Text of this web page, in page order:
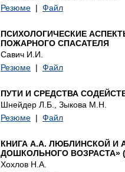
Резюме | Файл
ПСИХОЛОГИЧЕСКИЕ
ПОЖАРНОГО СПАСАТЕЛЯ
Савич И.И.
Резюме | Файл
ПУТИ И СРЕДСТВА
Шнейдер Л.Б., Зыкова М.Н.
Резюме | Файл
КНИГА А.А. ЛЮБЛИНСКОЙ И
ДОШКОЛЬНОГО ВОЗРАСТА»
Хохлов Н.А.